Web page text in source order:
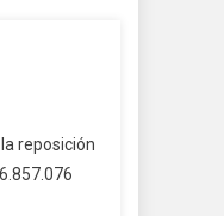
reposición